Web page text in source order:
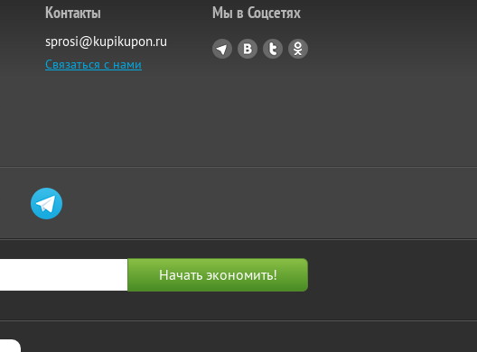
Контакты
sprosi@kupikupon.ru
Связаться с нами
Мы в Соцсетях